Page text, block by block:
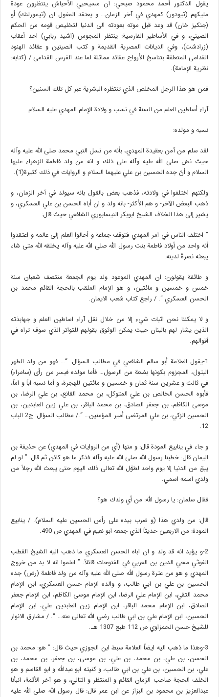
يقول الدكتور أحمد محمود صبحي: ان مسيحيي الأحباش ينتظرون عودة
مليكهم (تيودور) كمهدي في آخر الزمان… و يعتقد المغول ان (تيمورلنك) أو
(جنكيز خان) قد وعد قبل موته بعودته الى الدنيا لتخليص قومه من الحكم
الصيني، و في الأساطير الفارسية: ينتظر المجوس (اشيد ربابي) احد أعقاب
(زرادشت)، وفي الديانات المصرية القديمة و كتب الصينين و عقائد الهنود
القدامى المتعلقة بتناسخ الأرواح عقائد مماثلة لما عند الفرس القدامى / (كتابه:
نظرية الإمامة).
فمن هو هذا الرجل المخلص الذي تنتظره البشرية عبر كل تلك السنين؟
آراء أساطين العلم من السنة في نسب و ولادة الإمام المهدي عليه السلام
نسبه و مولده:
لقد سلم من آمن بعقيدة المهدي، بأنه من نسل النبي محمد صلى الله عليه وآله
حيث نصَّ صلى الله عليه وآله على ذلك و انه من ولد فاطمة الزهراء عليها
السلام و أنّ جده الحسين بن علي عليهما السلام و الروايات في ذلك كثيرة(1).
ولكنهم اختلفوا في ولادته، فذهب بعض بالقول بانه سيولد في آخر الزمان، و
ذهب البعض الآخر- و هم الأكثر- بانه ولد و ان أباه الحسن بن علي العسكري، و
يشير إلى هذا الخلاف الشيخ ابوبكر النيسابوري الشافعي حيث قال:
” اختلف الناس في امر المهدي فتوقف جماعة و أحالوا العلم إلى عالمه و اعتقدوا
أنه واحد من أولاد فاطمة بنت رسول الله صلى الله عليه وآله يخلقه الله متى شاء
يبعثه نصرةَ لدينه.
و طائفة يقولون: ان المهدي الموعود ولد يوم الجمعة منتصف شعبان سنة
خمس و خمسين و مائتين، و هو الإمام الملقب بالحجة القائم محمد بن
الحسن العسكري “. / راجع كتاب شعب الايمان.
و لا يمكننا نحن اثبات شيء إلا من خلال نقل آراء اساطين العلم و جهابذته
الذين يشار لهم بالبنان حيث يمكن الوثوق بقولهم للتواتر الذي سوف تراه في
أقوالهم.
1-يقول العلامة أبو سالم الشافعي في مطالب السؤال: “… فهو من ولد الطهر
البتول، المجزوم بكونها بضعة من الرسول… فأما مولده فبسر من رأى (سامراء)
في ثالث و عشرين سنة ثمان و خمسين و مائتين للهجرة، و أما نسبه اباً و اماً،
فأبوه الحسن الخالص بن علي المتوكل، بن محمد القانع، بن علي الرضا، بن
موسى الكاظم، بن جعفر الصادق، بن محمد الباقر، بن علي زين العابدين، بن
الحسين الزكي، بن علي المرتضى أمير المؤمنين… “./ مطالب السؤال: ج2 الباب
12.
و جاء في ينابيع المودة قال: و منها (أي من الروايات في المهدي) عن حذيفة بن
اليمان قال: خطبنا رسول الله صلى الله عليه وآله فذكر ما هو كائن ثم قال: ” لو لم
يبق من الدنيا إلا يوم واحد لطوَّل الله تعالى ذلك اليوم حتى يبعث الله رجلاً من
ولدي اسمه اسمي.
فقال سلمان: يا رسول الله: من أي ولدك هو؟
قال: من ولدي هذا (و ضرب بيده على رأس الحسين عليه السلام). / ينابيع
المودة: من الاربعين حديثاً الذي جمعه ابو نعيم في المهدي ص 490.
2-و يؤيد انه قد ولد و ان اباه الحسن العسكري ما ذهب اليه الشيخ القطب
الفوثي محي الدين بن العربي في الفتوحات قائلاً: ” اعلموا انه لا بد من خروج
المهدي و هو من عترة رسول الله صلى الله عليه وآله من ولد فاطمة (رض) جده
الحسين بن علي بن ابي طالب، و والده الإمام حسن العسكري، ابن الإمام
محمد التقي، ابن الإمام علي الرضا، ابن الإمام موسى الكاظم، ابن الإمام جعفر
الصادق، ابن الإمام محمد الباقر، ابن الإمام زين العابدين علي، ابن الإمام
الحسين، ابن الإمام علي بن ابي طالب رضي الله تعالى عنه… “. / مشارق الانوار
للشيخ حسن الحمزاوي ص 112 طبع 1307 هـ.
3-وهذا ما ذهب اليه ايضاً العلامة سبط ابن الجوزي حيث قال: ” هو: محمد بن
الحسن، بن علي، بن محمد، بن علي، بن موسى، بن جعفر، بن محمد، بن
علي، بن الحسين، بن علي بن ابي طالب، و كنيته ابو عبدالله و ابو القاسم و هو
الخلف الحجة صاحب الزمان القائم و المنتظر و التالي، و هو آخر الأئمة، انبأنا
عبدالعزيز بن محمود بن البزاز عن ابن عمر قال: قال رسول الله صلى الله عليه